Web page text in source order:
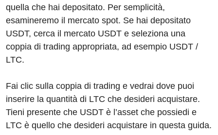
quella che hai depositato. Per semplicità,
esamineremo il mercato spot. Se hai depositato
USDT, cerca il mercato USDT e seleziona una
coppia di trading appropriata, ad esempio USDT /
LTC.
Fai clic sulla coppia di trading e vedrai dove puoi
inserire la quantità di LTC che desideri acquistare.
Tieni presente che USDT è l’asset che possiedi e
LTC è quello che desideri acquistare in questa guida.